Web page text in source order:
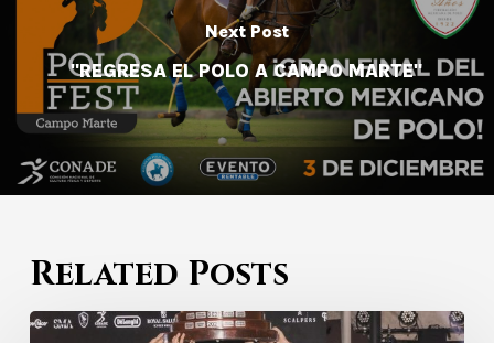
Next Post
"REGRESA EL POLO A CAMPO MARTE"
Related Posts